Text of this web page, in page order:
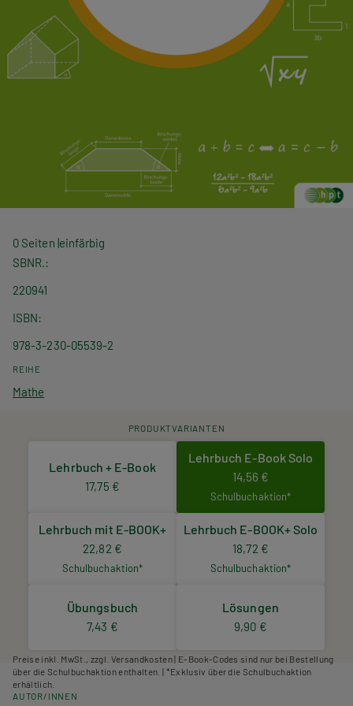
0 Seiten einfärbig
SBNR.
220941
ISBN
978-3-230-05539-2
REIHE
Mathe
PRODUKTVARIANTEN
Lehrbuch + E-Book
17,75 €
Lehrbuch E-Book Solo
14,56 €
Schulbuchaktion*
Lehrbuch mit E-BOOK+
22,82 €
Schulbuchaktion*
Lehrbuch E-BOOK+ Solo
18,72 €
Schulbuchaktion*
Übungsbuch
7,43 €
Lösungen
9,90 €
Preise inkl. MwSt., zzgl. Versandkosten | E-Book-Codes sind nur bei Bestellung
über die Schulbuchaktion enthalten. | *Exklusiv über die Schulbuchaktion
erhältlich.
AUTOR/INNEN